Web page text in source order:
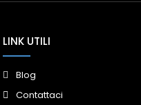
LINK UTILI
Blog
Contattaci